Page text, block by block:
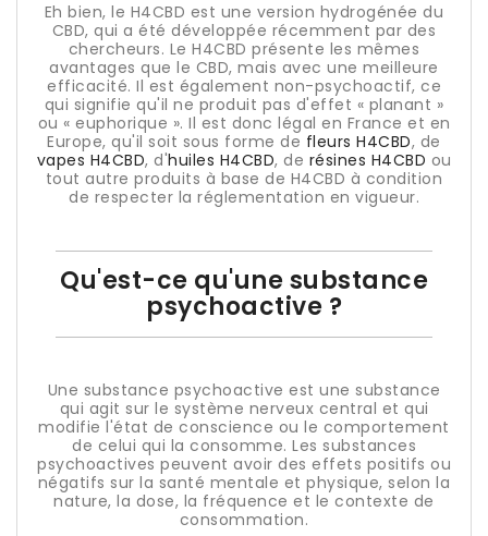
Eh bien, le H4CBD est une version hydrogénée du
CBD, qui a été développée récemment par des
chercheurs. Le H4CBD présente les mêmes
avantages que le CBD, mais avec une meilleure
efficacité. Il est également non-psychoactif, ce
qui signifie qu'il ne produit pas d'effet « planant »
ou « euphorique ». Il est donc légal en France et en
Europe, qu'il soit sous forme de fleurs H4CBD, de
vapes H4CBD, d'huiles H4CBD, de résines H4CBD ou
tout autre produits à base de H4CBD à condition
de respecter la réglementation en vigueur.
Qu'est-ce qu'une substance
psychoactive ?
Une substance psychoactive est une substance
qui agit sur le système nerveux central et qui
modifie l'état de conscience ou le comportement
de celui qui la consomme. Les substances
psychoactives peuvent avoir des effets positifs ou
négatifs sur la santé mentale et physique, selon la
nature, la dose, la fréquence et le contexte de
consommation.